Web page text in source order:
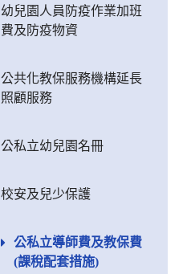
幼兒園人員防疫作業加班
費及防疫物資
公共化教保服務機構延長
照顧服務
公私立幼兒園名冊
校安及兒少保護
公私立導師費及教保費
(課稅配套措施)